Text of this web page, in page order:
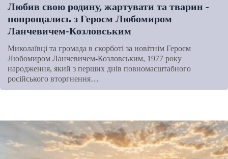
Любив свою родину, жартувати та тварин -
попрощались з Героєм Любомиром
Ланчевичем-Козловським
Миколаївці та громада в скорботі за новітнім Героєм
Любомиром Ланчевичем-Козловським, 1977 року
народження, який з перших днів повномасштабного
російського вторгнення…